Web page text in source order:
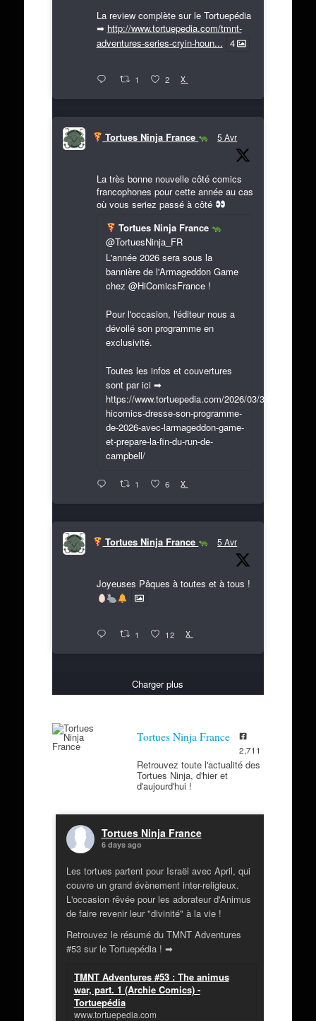
La review complète sur le Tortuepédia
➡ http://www.tortuepedia.com/tmnt-
adventures-series-cryin-houn... 4
1 2 X
Tortues Ninja France 5 Avr
La très bonne nouvelle côté comics
francophones pour cette année au cas
où vous seriez passé à côté
Tortues Ninja France
@TortuesNinja_FR
L'année 2026 sera sous la
bannière de l'Armageddon Game
chez @HiComicsFrance !
Pour l'occasion, l'éditeur nous a
dévoilé son programme en
exclusivité.
Toutes les infos et couvertures
sont par ici ➡
https://www.tortuepedia.com/2026/03/31/exclusif-
hicomics-dresse-son-programme-
de-2026-avec-larmageddon-game-
et-prepare-la-fin-du-run-de-
campbell/
1 6 X
Tortues Ninja France 5 Avr
Joyeuses Pâques à toutes et à tous !
1 12 X
Charger plus
Tortues Ninja France
2,711
Retrouvez toute l'actualité des
Tortues Ninja, d'hier et
d'aujourd'hui !
Tortues Ninja France
6 days ago
Les tortues partent pour Israël avec April, qui
couvre un grand évènement inter-religieux.
L'occasion rêvée pour les adorateur d'Animus
de faire revenir leur "divinité" à la vie !
Retrouvez le résumé du TMNT Adventures
#53 sur le Tortuepédia ! ➡
TMNT Adventures #53 : The animus
war, part. 1 (Archie Comics) -
Tortuepédia
www.tortuepedia.com